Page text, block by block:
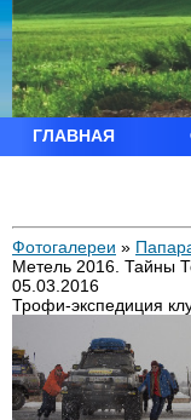
ГЛАВНАЯ
Фотогалереи »
Метель 2016. Тайны
05.03.2016
Трофи-экспедиция